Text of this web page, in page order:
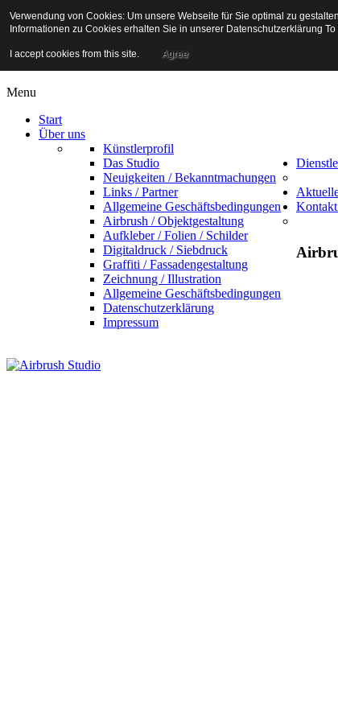
Airbrush Studio
Menu
Start
Über uns
Künstlerprofil
Das Studio
Neuigkeiten / Bekanntmachungen
Links / Partner
Allgemeine Geschäftsbedingungen
Airbrush / Objektgestaltung
Aufkleber / Folien / Schilder
Digitaldruck / Siebdruck
Graffiti / Fassadengestaltung
Zeichnung / Illustration
Allgemeine Geschäftsbedingungen
Datenschutzerklärung
Impressum
Verwendung von Cookies: Um unsere Webseite für Sie optimal zu
Informationen zu Cookies erhalten Sie in unserer Datenschutzerklärung
I accept cookies from this site. Agree